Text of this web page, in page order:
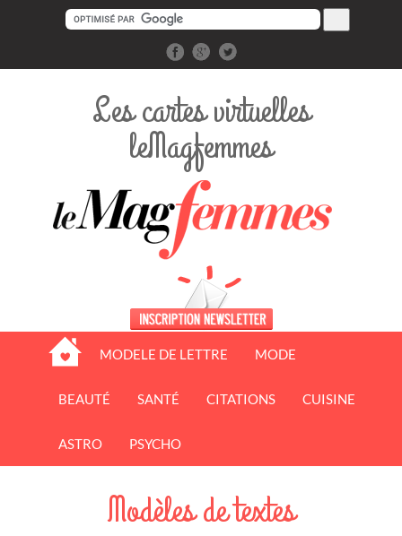
Les cartes virtuelles
leMagfemmes
MODELE DE LETTRE MODE
BEAUTÉ SANTÉ CITATIONS CUISINE
ASTRO PSYCHO
Modèles de textes